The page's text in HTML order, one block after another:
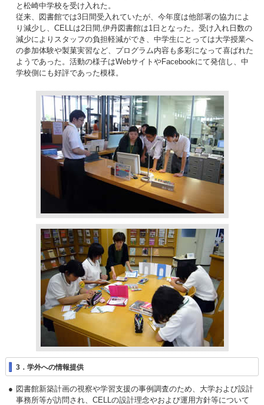
と松崎中学校を受け入れた。
従来、図書館では3日間受入れていたが、今年度は他部署の協力によ
り減少し、CELLは2日間,伊丹図書館は1日となった。受け入れ日数の
減少によりスタッフの負担軽減ができ、中学生にとっては大学授業へ
の参加体験や製菓実習など、プログラム内容も多彩になって喜ばれた
ようであった。活動の様子はWebサイトやFacebookにて発信し、中
学校側にも好評であった模様。
3．学外への情報提供
図書館新築計画の視察や学習支援の事例調査のため、大学および設計
事務所等が訪問され、CELLの設計理念やおよび運用方針等について